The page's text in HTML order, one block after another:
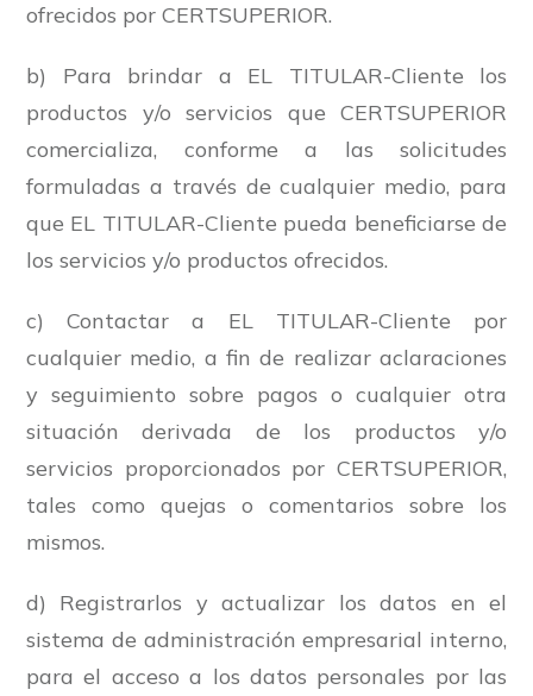
ofrecidos por CERTSUPERIOR.
b) Para brindar a EL TITULAR-Cliente los
productos y/o servicios que CERTSUPERIOR
comercializa, conforme a las solicitudes
formuladas a través de cualquier medio, para
que EL TITULAR-Cliente pueda beneficiarse de
los servicios y/o productos ofrecidos.
c) Contactar a EL TITULAR-Cliente por
cualquier medio, a fin de realizar aclaraciones
y seguimiento sobre pagos o cualquier otra
situación derivada de los productos y/o
servicios proporcionados por CERTSUPERIOR,
tales como quejas o comentarios sobre los
mismos.
d) Registrarlos y actualizar los datos en el
sistema de administración empresarial interno,
para el acceso a los datos personales por las